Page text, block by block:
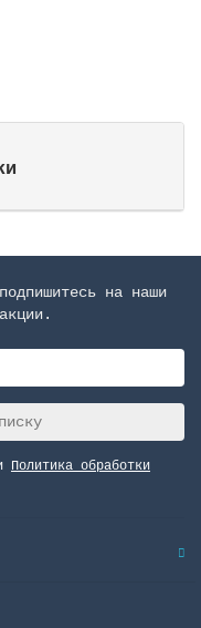
на наши
Политика обработки